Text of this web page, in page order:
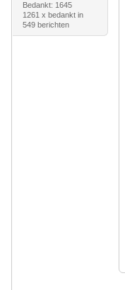
Bedankt: 1645
1261 x bedankt in
549 berichten